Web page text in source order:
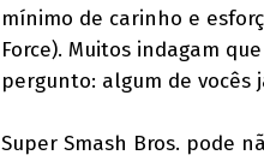
mínimo de carinho e
Force). Muitos indagam
pergunto: algum de vocês
Super Smash Bros. pode